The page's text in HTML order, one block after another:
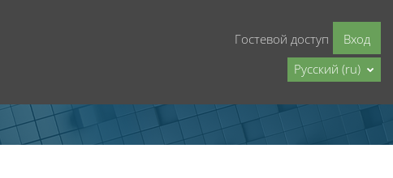
Гостевой доступ
Вход
Русский ‎(ru)‎